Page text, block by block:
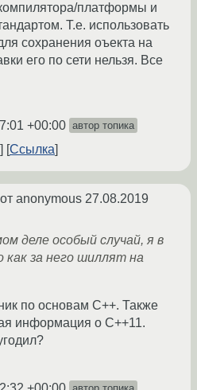
платформы и
Т.е. использовать
сохранения оъекта на
его по сети нельзя. Все
+00:00 автор топика
Ссылка
от anonymous 27.08.2019
деле особый случай, я в
за него шиллят на
по основам C++. Также
информация о C++11.